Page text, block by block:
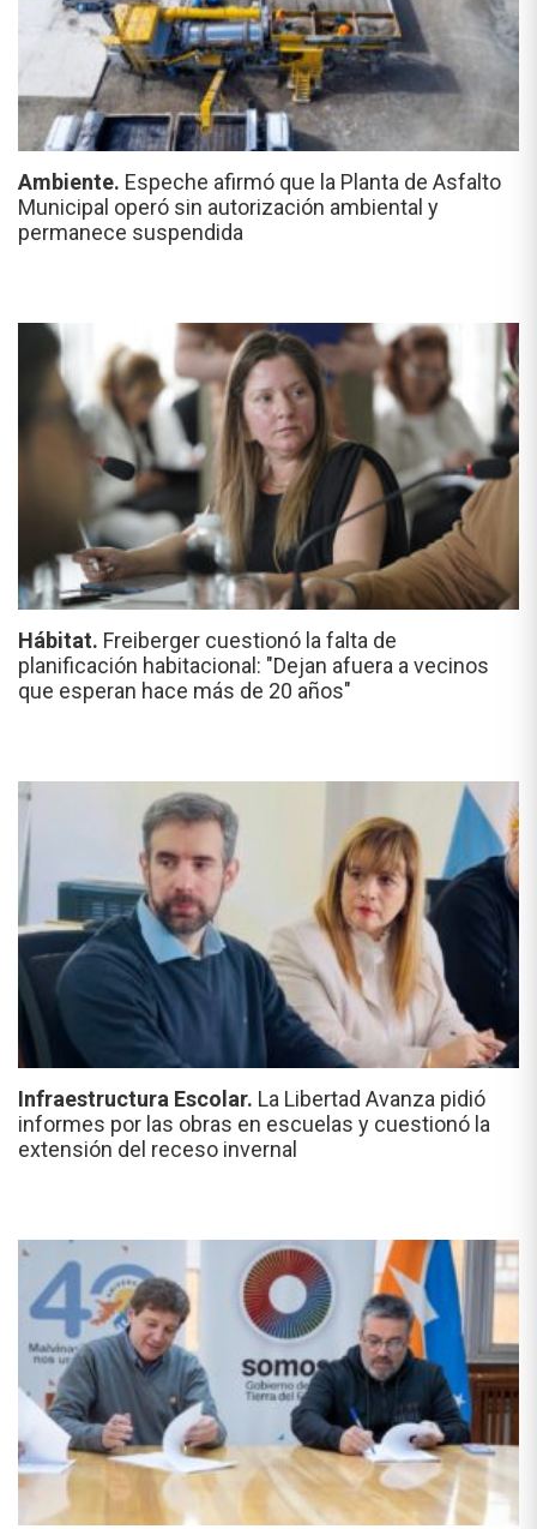
Ambiente. Espeche afirmó que la Planta de Asfalto
Municipal operó sin autorización ambiental y
permanece suspendida
Hábitat. Freiberger cuestionó la falta de
planificación habitacional: "Dejan afuera a vecinos
que esperan hace más de 20 años"
Infraestructura Escolar. La Libertad Avanza pidió
informes por las obras en escuelas y cuestionó la
extensión del receso invernal